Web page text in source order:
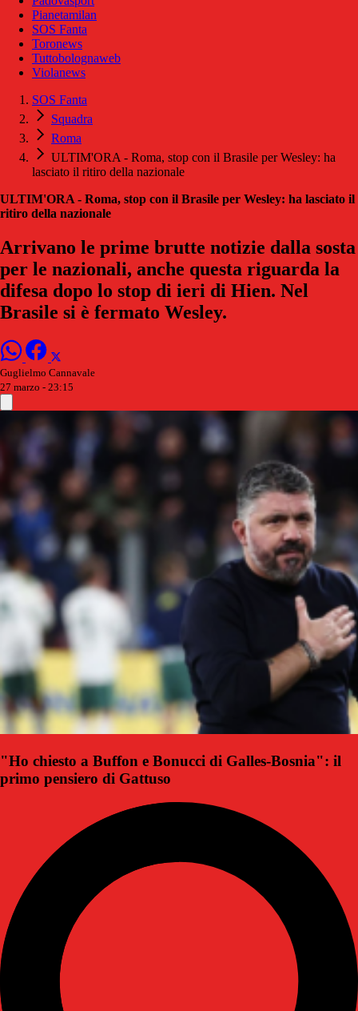
Pianetamilan
SOS Fanta
Toronews
Tuttobolognaweb
Violanews
SOS Fanta
Squadra
Roma
ULTIM'ORA - Roma, stop con il Brasile per Wesley: ha
lasciato il ritiro della nazionale
ULTIM'ORA - Roma, stop con il Brasile per Wesley: ha lasciato il
ritiro della nazionale
Arrivano le prime brutte notizie dalla sosta
per le nazionali, anche questa riguarda la
difesa dopo lo stop di ieri di Hien. Nel
Brasile si è fermato Wesley.
Guglielmo Cannavale
27 marzo - 23:15
"Ho chiesto a Buffon e Bonucci di Galles-Bosnia": il
primo pensiero di Gattuso